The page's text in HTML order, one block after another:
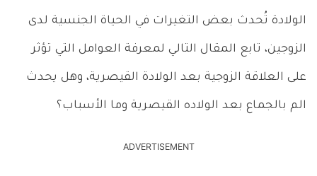
الولادة تُحدث بعض التغيرات في الحياة الجنسية لدى
الزوجين، تابع المقال التالي لمعرفة العوامل التي تؤثر
على العلاقة الزوجية بعد الولادة القيصرية، وهل يحدث
الم بالجماع بعد الولاده القيصرية وما الأسباب؟
ADVERTISEMENT